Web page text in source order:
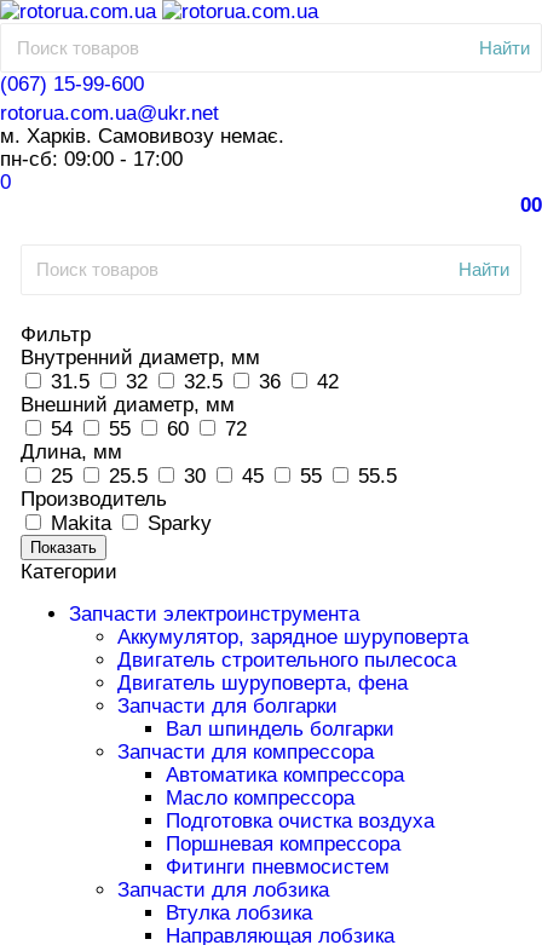
Найти
(067) 15-99-600
rotorua.com.ua@ukr.net
м. Харків. Самовивозу немає.
пн-сб: 09:00 - 17:00
0
00
Найти
Фильтр
Внутренний диаметр, мм
31.5
32 32.5 36
42
Внешний диаметр, мм
54
55 60
72
Длина, мм
25
25.5 30 45 55
55.5
Производитель
Makita
Sparky
Показать
Категории
Запчасти электроинструмента
Аккумулятор, зарядное шуруповерта
Двигатель строительного пылесоса
Двигатель шуруповерта, фена
Запчасти для болгарки
Вал шпиндель болгарки
Запчасти для компрессора
Автоматика компрессора
Масло компрессора
Подготовка очистка воздуха
Поршневая компрессора
Фитинги пневмосистем
Запчасти для лобзика
Втулка лобзика
Направляющая лобзика